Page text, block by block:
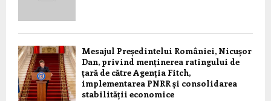
Mesajul Președintelui României, Nicușor
Dan, privind menținerea ratingului de
țară de către Agenția Fitch,
implementarea PNRR și consolidarea
stabilității economice